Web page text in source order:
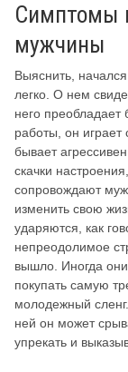
Симптомы
мужчины
Выяснить, начался
легко. О нем
него преобладает
работы, он играет
бывает
скачки
сопровождают
изменить свою
ударяются, как
непреодолимое
вышло. Иногда
покупать самую
молодежный
ней он может
упрекать и